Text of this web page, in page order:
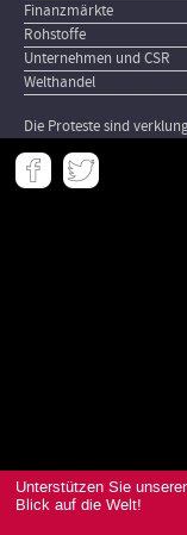
Unterstützen Sie
Blick auf die Welt!
Finanzmärkte
Rohstoffe
Unternehmen und CSR
Welthandel
Die Proteste sind
Meta
-